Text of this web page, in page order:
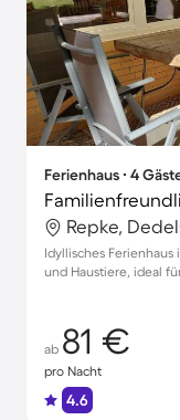
Ferienhaus ∙ 4
Repke,
Idyllisches
und Haustiere, ideal
ab 81 €
pro Nacht
4.6